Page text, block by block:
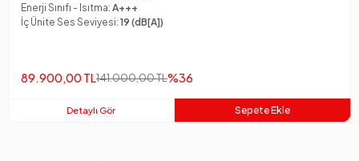
Enerji Sınıfı - Isıtma: A+++
İç Ünite Ses Seviyesi: 19 (dB[A])
89.900,00 TL141.000,00 TL%36
Detaylı Gör Sepete Ekle